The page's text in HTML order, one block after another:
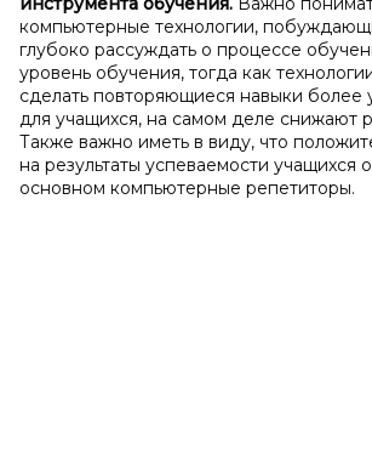
компьютерные технологии,
глубоко рассуждать о процессе
уровень обучения, тогда как
сделать повторяющиеся навыки более
для учащихся, на самом деле снижают
Также важно иметь в виду, что
на результаты успеваемости учащихся
основном компьютерные репетиторы.